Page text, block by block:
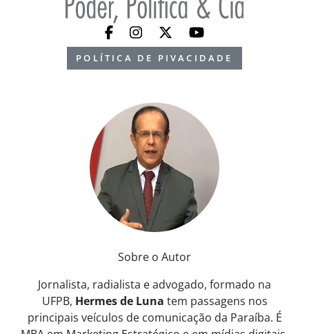
POLÍTICA DE PIVACIDADE
Sobre o Autor
Jornalista, radialista e advogado, formado na
UFPB, Hermes de Luna tem passagens nos
principais veículos de comunicação da Paraíba. É